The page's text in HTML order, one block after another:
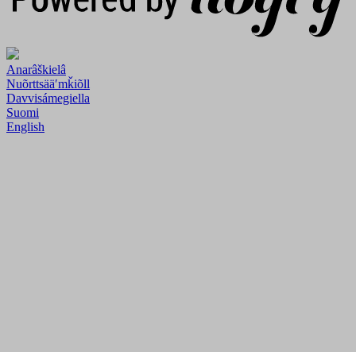
Anarâškielâ
Nuõrttsääʹmǩiõll
Davvisámegiella
Suomi
English